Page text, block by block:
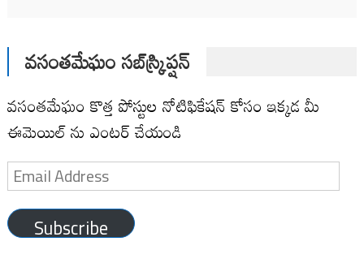
వసంతమేఘం సబ్‌స్క్రిప్షన్
వసంతమేఘం కొత్త పోస్టుల నోటిఫికేషన్ కోసం ఇక్కడ మీ
ఈమెయిల్ ను ఎంటర్ చేయండి
Email
Address
Subscribe